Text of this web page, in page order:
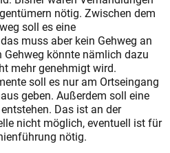
nötig. Zwischen dem
soll es eine
muss aber kein Gehweg an
könnte nämlich dazu
mehr genehmigt wird.
soll es nur am Ortseingang
geben. Außerdem soll eine
Das ist an der
nicht möglich, eventuell ist für
nötig.